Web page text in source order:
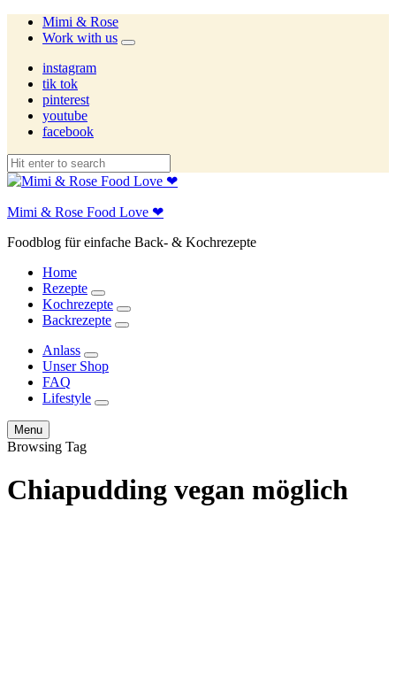
Mimi & Rose
Work with us
expand
instagram
tik tok
pinterest
youtube
facebook
Mimi & Rose Food Love ❤
Foodblog für einfache Back- & Kochrezepte
Home
Rezepte
expand
child
menu
Kochrezepte
expand
child
Backrezepte
expand
Anlass
expand
child
Unser Shop
FAQ
Lifestyle
expand
Search
Menu
Browsing Tag
Chiapudding vegan möglich